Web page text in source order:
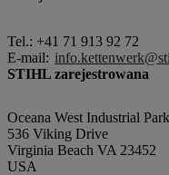
Tel.: +41 71 913 92 72
E-mail:
STIHL zarejestrowana
Oceana West Industrial Park
536 Viking Drive
Virginia Beach VA 23452
USA